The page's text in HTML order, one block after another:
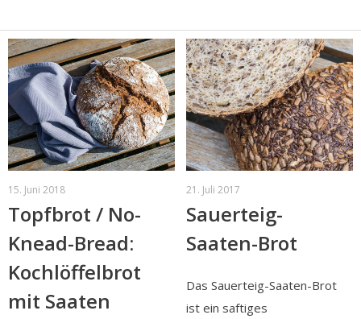
15. Juni 2018
Topfbrot / No-
Knead-Bread:
Kochlöffelbrot
mit Saaten
21. Juli 2017
Sauerteig-
Saaten-Brot
Das Sauerteig-Saaten-Brot
ist ein saftiges